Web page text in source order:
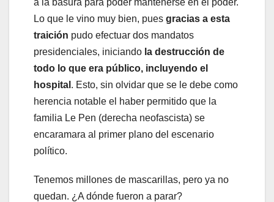
Lo que le vino muy bien, pues gracias a esta
traición pudo efectuar dos mandatos
presidenciales, iniciando la destrucción de
todo lo que era público, incluyendo el
hospital . Esto, sin olvidar que se le debe como
herencia notable el haber permitido que la
familia Le Pen (derecha neofascista) se
encaramara al primer plano del escenario
político.
Tenemos millones de mascarillas, pero ya no
quedan. ¿A dónde fueron a parar?